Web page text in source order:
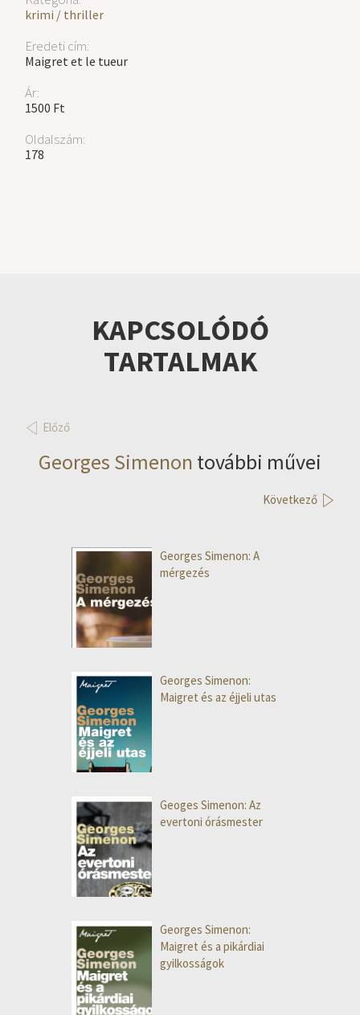
krimi / thriller
Eredeti cím:
Maigret et le tueur
Ár:
1500 Ft
Oldalszám:
178
KAPCSOLÓDÓ
TARTALMAK
Előző
Georges Simenon további művei
Következő
Georges Simenon: A
mérgezés
Georges Simenon:
Maigret és az éjjeli utas
Geoges Simenon: Az
evertoni órásmester
Georges Simenon:
Maigret és a pikárdiai
gyilkosságok